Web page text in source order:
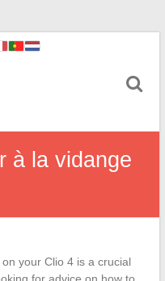
à la vidange
your Clio 4 is a crucial